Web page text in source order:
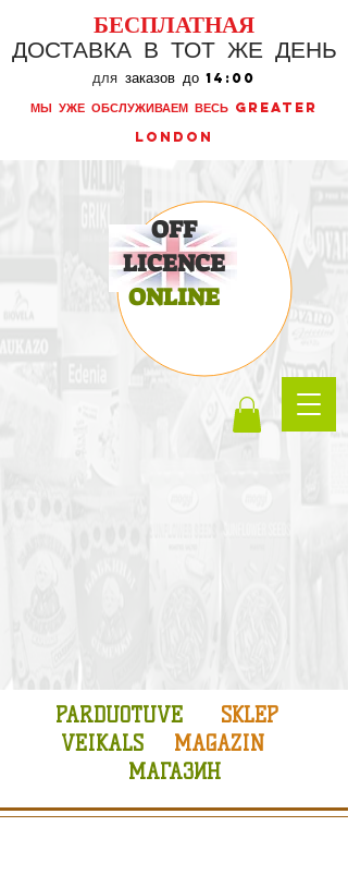
OFF
LICENCE
ONLINE
PARDUOTUVE
SKLEP
VEIKALS
MAGAZIN
МАГАЗИН
БЕСПЛАТНАЯ
ДОСТАВКА В ТОТ ЖЕ ДЕНЬ
для заказов до 14:00
МЫ УЖЕ ОБСЛУЖИВАЕМ ВЕСЬ GREATER
LONDON